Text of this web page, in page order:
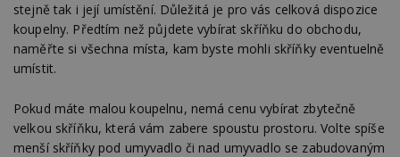
stejně tak i její umístění. Důležitá je pro vás celková dispozice
koupelny. Předtím než půjdete vybírat skříňku do obchodu,
naměřte si všechna místa, kam byste mohli skříňky eventuelně
umístit.
Pokud máte malou koupelnu, nemá cenu vybírat zbytečně
velkou skříňku, která vám zabere spoustu prostoru. Volte spíše
menší skříňky pod umyvadlo či nad umyvadlo se zabudovaným